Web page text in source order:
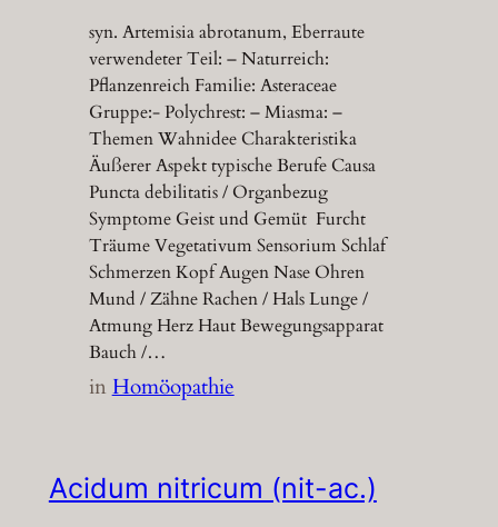
syn. Artemisia abrotanum, Eberraute
verwendeter Teil: – Naturreich:
Pflanzenreich Familie: Asteraceae
Gruppe:- Polychrest: – Miasma: –
Themen Wahnidee Charakteristika
Äußerer Aspekt typische Berufe Causa
Puncta debilitatis / Organbezug
Symptome Geist und Gemüt Furcht
Träume Vegetativum Sensorium Schlaf
Schmerzen Kopf Augen Nase Ohren
Mund / Zähne Rachen / Hals Lunge /
Atmung Herz Haut Bewegungsapparat
Bauch /…
inHomöopathie
Acidum nitricum (nit-ac.)